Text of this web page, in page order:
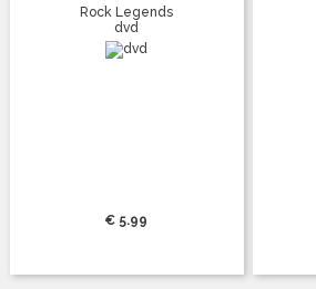
Rock Legends
dvd
€ 5.99